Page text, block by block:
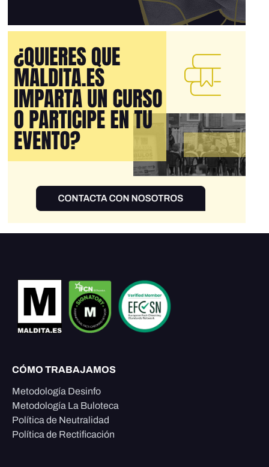
CÓMO TRABAJAMOS
Metodología Desinfo
Metodología La Buloteca
Política de Neutralidad
Política de Rectificación